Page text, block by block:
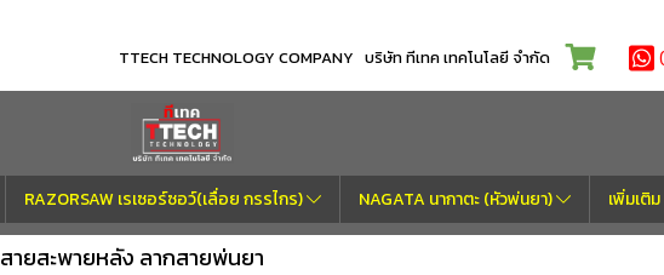
TTECH TECHNOLOGY COMPANY บริษัท ทีเทค เทคโนโลยี จำกัด
RAZORSAW เรเซอร์ซอว์(เลื่อย กรรไกร) NAGATA นากาตะ (หัวพ่นยา) เพิ่มเติม
สายสะพายหลัง ลากสายพ่นยา